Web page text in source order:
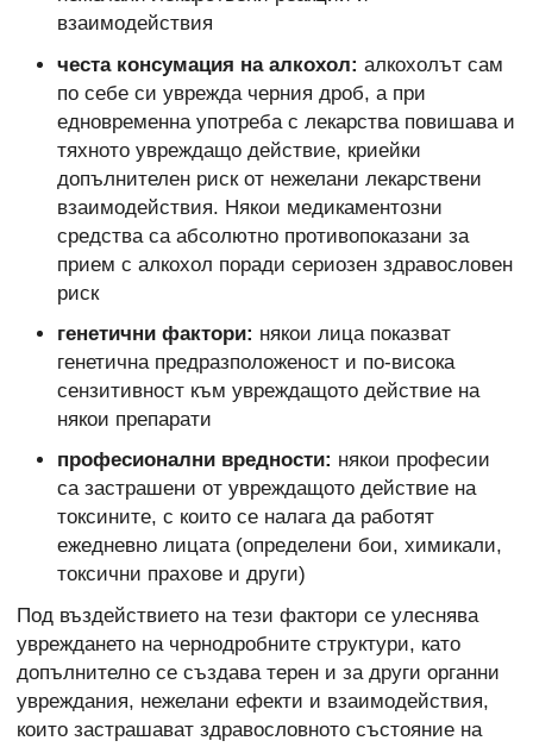
взаимодействия
честа консумация на алкохол: алкохолът сам
по себе си уврежда черния дроб, а при
едновременна употреба с лекарства повишава и
тяхното увреждащо действие, криейки
допълнителен риск от нежелани лекарствени
взаимодействия. Някои медикаментозни
средства са абсолютно противопоказани за
прием с алкохол поради сериозен здравословен
риск
генетични фактори: някои лица показват
генетична предразположеност и по-висока
сензитивност към увреждащото действие на
някои препарати
професионални вредности: някои професии
са застрашени от увреждащото действие на
токсините, с които се налага да работят
ежедневно лицата (определени бои, химикали,
токсични прахове и други)
Под въздействието на тези фактори се улеснява
увреждането на чернодробните структури, като
допълнително се създава терен и за други органни
увреждания, нежелани ефекти и взаимодействия,
които застрашават здравословното състояние на